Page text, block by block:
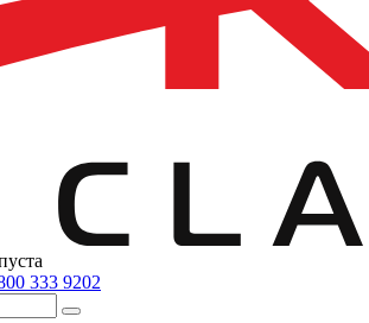
333 9202